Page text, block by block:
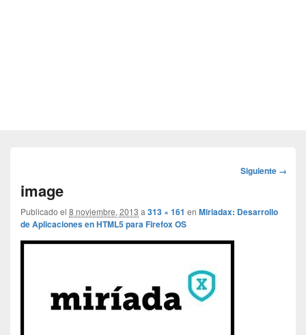
Navegador
Siguiente →
image
Publicado el 8 noviembre, 2013 a 313 × 161 en Miriadax: Desarrollo
de Aplicaciones en HTML5 para Firefox OS